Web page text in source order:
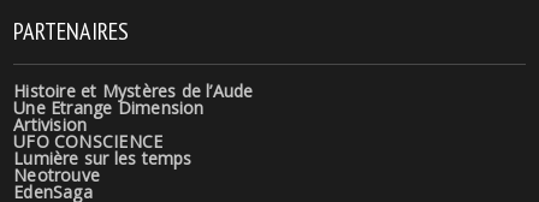
PARTENAIRES
Histoire et Mystères de l’Aude
Une Etrange Dimension
Artivision
UFO CONSCIENCE
Lumière sur les temps
Neotrouve
EdenSaga